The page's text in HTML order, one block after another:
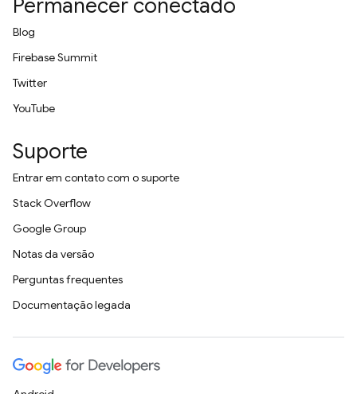
Permanecer conectado
Blog
Firebase Summit
Twitter
YouTube
Suporte
Entrar em contato com o suporte
Stack Overflow
Google Group
Notas da versão
Perguntas frequentes
Documentação legada